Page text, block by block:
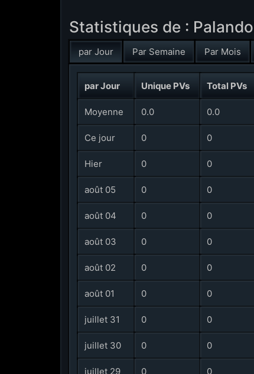
Statistiques de :
par Jour Par Semaine Par Mois
par Jour Unique PVs Total PVs
Moyenne 0.0 0.0
Ce jour 0 0
Hier 0 0
août 05 0 0
août 04 0 0
août 03 0 0
août 02 0 0
août 01 0 0
juillet 31 0 0
juillet 30 0 0
juillet 29 0 0